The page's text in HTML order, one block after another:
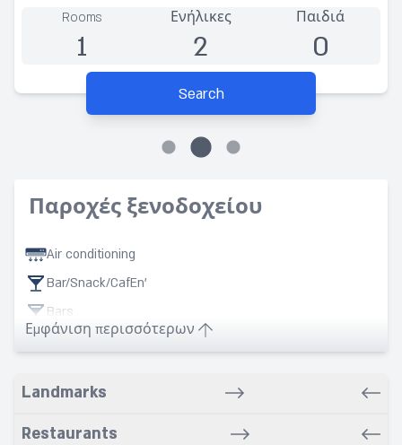
Rooms
1
Ενήλικες
2
Παιδιά
0
Search
Παροχές ξενοδοχείου
Air conditioning
Bar/Snack/CafEn'
Bars
Bathrobe
Breakfast in room
Εμφάνιση περισσότερων
Landmarks
Restaurants